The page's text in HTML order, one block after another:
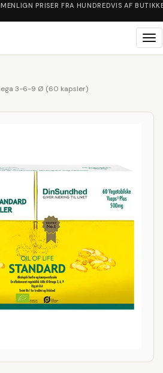
PRISER FRA HUNDREDVIS AF
3-6-9 Ø (60 kapsler)